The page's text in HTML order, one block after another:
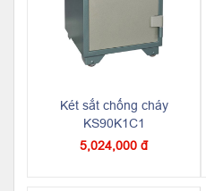
Két sắt chống cháy
KS90K1C1
5,024,000 đ